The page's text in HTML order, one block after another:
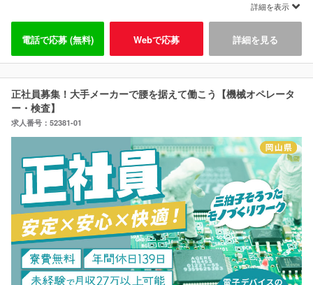
詳細を表示
電話で応募 (無料) Webで応募 詳細を見る
正社員募集！大手メーカーで腰を据えて働こう【機械オペレータ
ー・検査】
求人番号：52381-01